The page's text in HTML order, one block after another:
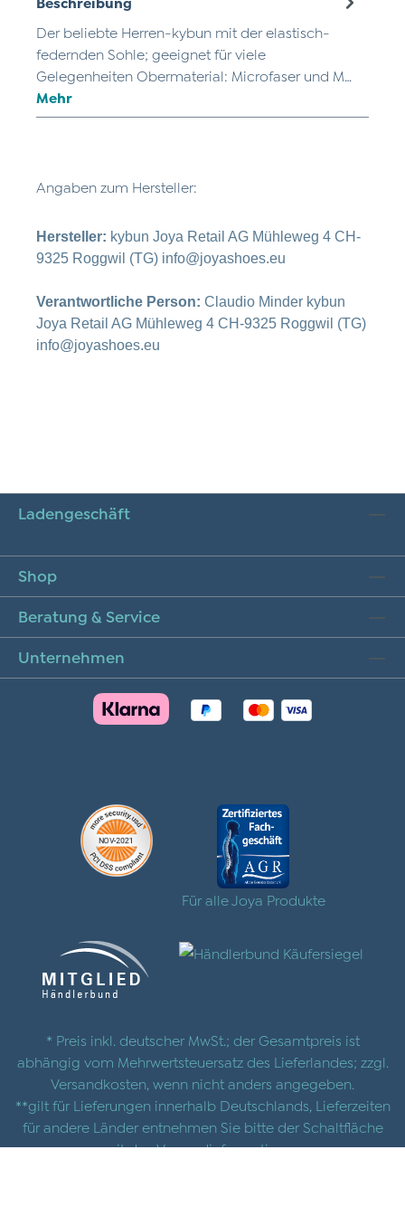
Der beliebte Herren-kybun mit der elastisch-
federnden Sohle; geeignet für viele
Gelegenheiten Obermaterial: Microfaser und M…
Mehr
Angaben zum Hersteller:
Hersteller: kybun Joya Retail AG Mühleweg 4 CH-
9325 Roggwil (TG) info@joyashoes.eu
Verantwortliche Person: Claudio Minder kybun
Joya Retail AG Mühleweg 4 CH-9325 Roggwil (TG)
info@joyashoes.eu
Ladengeschäft
Shop
Beratung & Service
Unternehmen
Für alle Joya Produkte
* Preis inkl. deutscher MwSt.; der Gesamtpreis ist
abhängig vom Mehrwertsteuersatz des Lieferlandes; zzgl.
Versandkosten , wenn nicht anders angegeben.
**gilt für Lieferungen innerhalb Deutschlands, Lieferzeiten
für andere Länder entnehmen Sie bitte der Schaltfläche
mit denVersandinformationen